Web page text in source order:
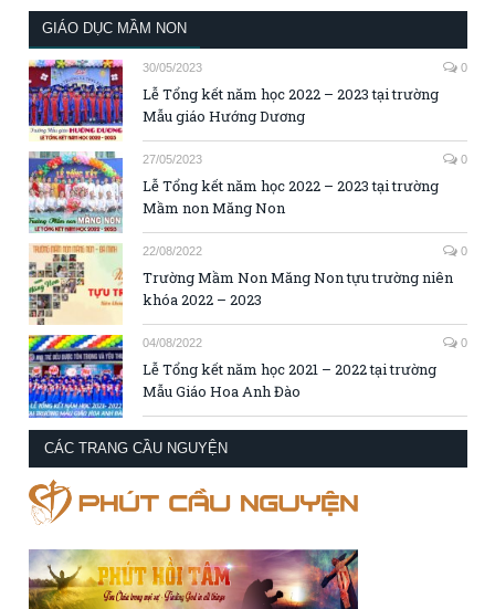
GIÁO DỤC MẦM NON
30/05/2023 0
Lễ Tổng kết năm học 2022 – 2023 tại trường
Mẫu giáo Hướng Dương
27/05/2023 0
Lễ Tổng kết năm học 2022 – 2023 tại trường
Mầm non Măng Non
22/08/2022 0
Trường Mầm Non Măng Non tựu trường niên
khóa 2022 – 2023
04/08/2022 0
Lễ Tổng kết năm học 2021 – 2022 tại trường
Mẫu Giáo Hoa Anh Đào
CÁC TRANG CẦU NGUYỆN